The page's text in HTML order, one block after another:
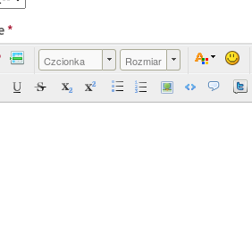
*
Czcionka Rozmiar